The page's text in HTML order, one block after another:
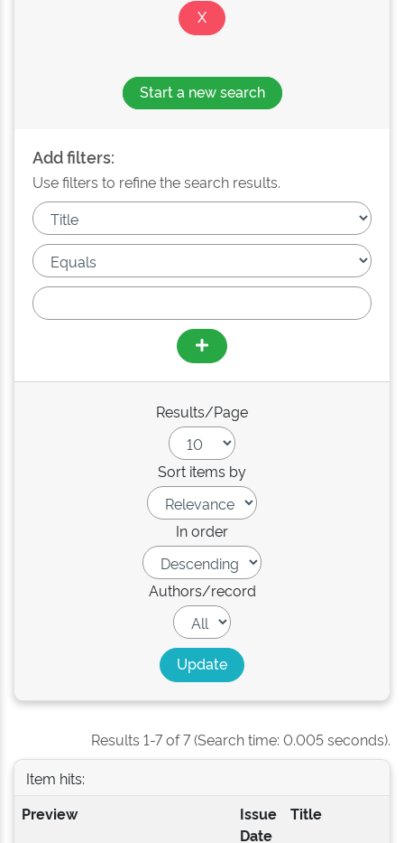
Start a new search
Add filters:
Use filters to refine the search results.
Results/Page
Sort items by
In order
Authors/record
Results 1-7 of 7 (Search time: 0.005 seconds).
Item hits:
Preview
Issue
Date
Title